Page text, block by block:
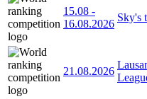
15.08 -
16.08.2026
Sky's
21.08.2026